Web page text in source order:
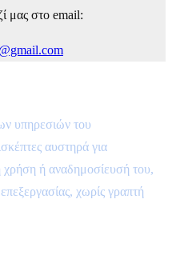
μας στο email:
υπηρεσιών του
αυστηρά για
ή αναδημοσίευσή του,
χωρίς γραπτή